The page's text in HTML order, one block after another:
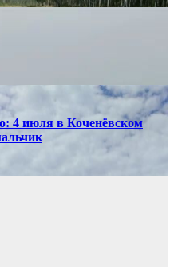
4 июля в Коченёвском